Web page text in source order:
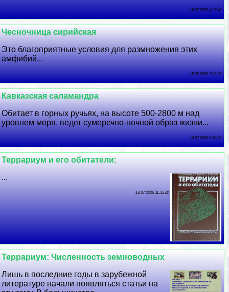
16 07 2026 4:27:46
Чесночница сирийская
Это благоприятные условия для размножения этих
амфибий...
15 07 2026 7:39:25
Кавказская саламaндра
Обитает в горных ручьях, на высоте 500-2800 м над
уровнем моря, ведет сумеречно-ночной образ жизни...
14 07 2026 0:20:22
Террариум и его обитатели:
...
13 07 2026 11:55:32
Террариум: Численность земноводных
Лишь в последние годы в зарубежной
литературе начали появляться статьи на